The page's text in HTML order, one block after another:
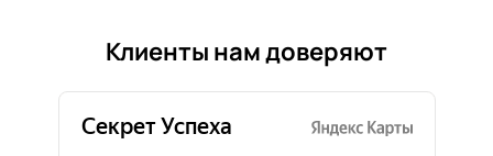
Клиенты нам доверяют